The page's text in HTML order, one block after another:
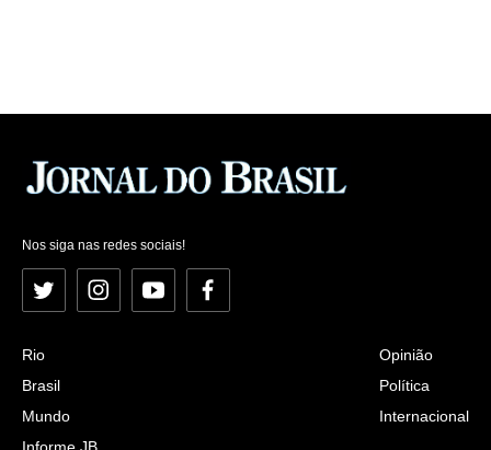
Nos siga nas redes sociais!
Twitter InstagramYouTubeFacebook
Rio
Brasil
Mundo
Informe JB
Opinião
Política
Internacional